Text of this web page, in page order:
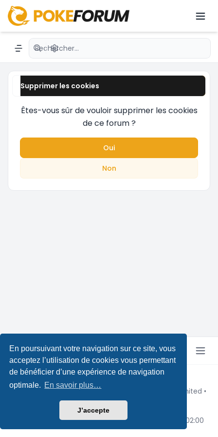
En poursuivant votre navigation sur ce site, vous
acceptez l’utilisation de cookies vous permettant
de bénéficier d’une expérience de navigation
optimale. En savoir plus…
J’accepte
dernières nouveautés avec des passionnés du
JCC.émon avec une communauté active.
Navigation menu
Recherche avancée
Supprimer les cookies
Êtes-vous sûr de vouloir supprimer les cookies
de ce forum ?
Oui
Non
Copyright © Pokeforum 2026
Développé par phpBB® Forum Software © phpBB Limited •
Leenoz
Traduction française officielle
Confidentialité|Conditions|Fuseau horaire sur UTC+02:00